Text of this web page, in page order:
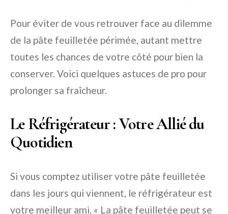
Pour éviter de vous retrouver face au dilemme
de la pâte feuilletée périmée, autant mettre
toutes les chances de votre côté pour bien la
conserver. Voici quelques astuces de pro pour
prolonger sa fraîcheur.
Le Réfrigérateur : Votre Allié du
Quotidien
Si vous comptez utiliser votre pâte feuilletée
dans les jours qui viennent, le réfrigérateur est
votre meilleur ami. « La pâte feuilletée peut se